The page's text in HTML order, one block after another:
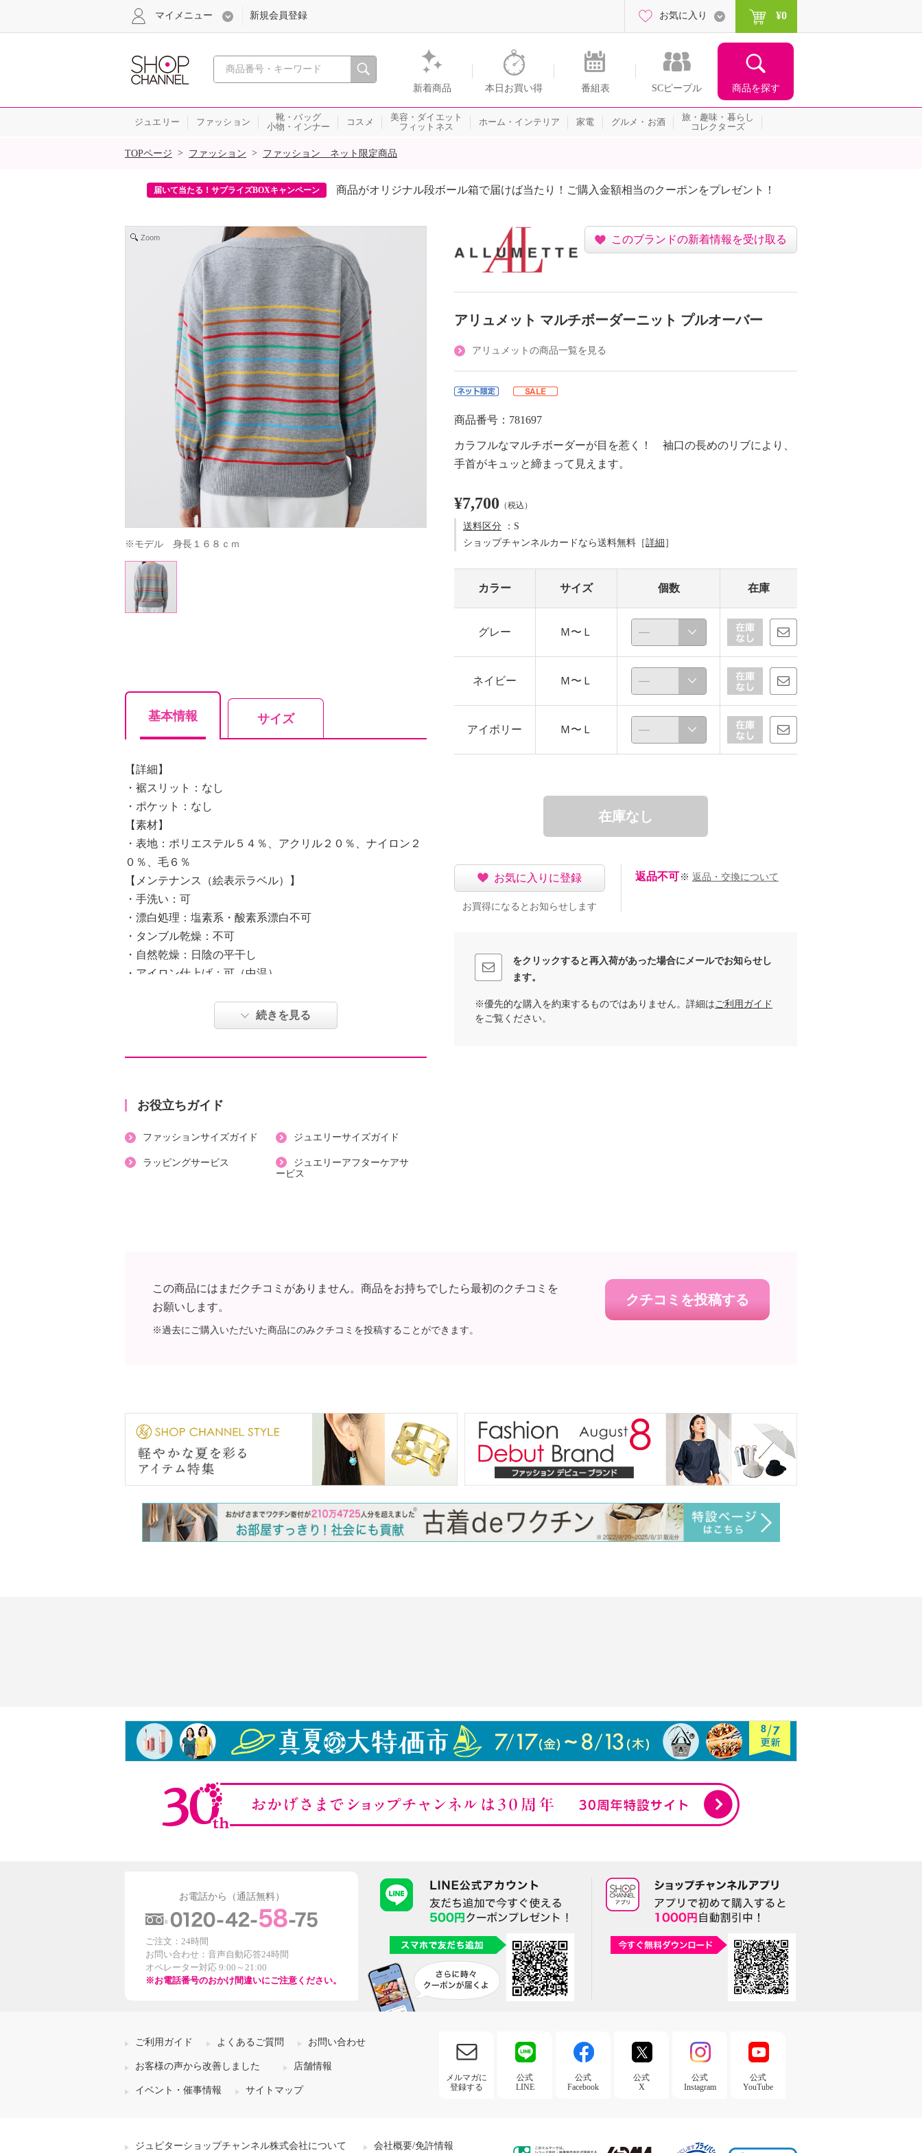
心おどる、瞬間を。通販・テレビショッピングのショップチャンネル
新着商品 本日お買い得 番組表 SCピープル 商品を探す
マイメニュー 新規会員登録 お気に入り ¥0
ジュエリー ファッション
靴・バッグ
小物・インナー
コスメ
美容・ダイエット
フィットネス
ホーム・インテリア 家電 グルメ・お酒
旅・趣味・暮らし
コレクターズ
SALE
TOPページ > ファッション > ファッション ネット限定商品
届いて当たる！サプライズBOXキャンペーン 商品がオリジナル段ボール箱で届けば当たり！ご購入金額相当のクーポンをプレゼント！
Zoom
※モデル　身長１６８ｃｍ
基本情報 サイズ
【詳細】
・裾スリット：なし
・ポケット：なし
【素材】
・表地：ポリエステル５４％、アクリル２０％、ナイロン２
０％、毛６％
【メンテナンス（絵表示ラベル）】
・手洗い：可
・漂白処理：塩素系・酸素系漂白不可
・タンブル乾燥：不可
・自然乾燥：日陰の平干し
・アイロン仕上げ：可（中温）
・ウエットクリーニング：可続きを見る
お役立ちガイド
ファッションサイズガイド ジュエリーサイズガイド
ラッピングサービス
ジュエリーアフターケアサ
ービス
このブランドの新着情報を受け取る
アリュメット マルチボーダーニット プルオーバー
アリュメットの商品一覧を見る
商品番号：781697
カラフルなマルチボーダーが目を惹く！ 袖口の長めのリブにより、
手首がキュッと締まって見えます。
¥7,700 （税込）
送料区分 ：S
ショップチャンネルカードなら送料無料［詳細 ］
カラー サイズ 個数 在庫
グレー Ｍ〜Ｌ
ネイビー Ｍ〜Ｌ
アイボリー Ｍ〜Ｌ
在庫なし
お気に入りに登録
お買得になるとお知らせします
返品不可 ※ 返品・交換について
をクリックすると再入荷があった場合にメールでお知らせし
ます。
※優先的な購入を約束するものではありません。詳細は ご利用ガイド
をご覧ください。
クチコミを投稿する
この商品にはまだクチコミがありません。商品をお持ちでしたら最初のクチコミを
お願いします。
※過去にご購入いただいた商品にのみクチコミを投稿することができます。
お電話から（通話無料）
ご注文：24時間
お問い合わせ：音声自動応答24時間
オペレーター対応 9:00～21:00
※お電話番号のおかけ間違いにご注意ください。
ご利用ガイド よくあるご質問 お問い合わせ
お客様の声から改善しました 店舗情報
イベント・催事情報 サイトマップ
メルマガに
登録する
公式
LINE
公式
Facebook
公式
X
公式
Instagram
公式
YouTube
ジュピターショップチャンネル株式会社について 会社概要/免許情報